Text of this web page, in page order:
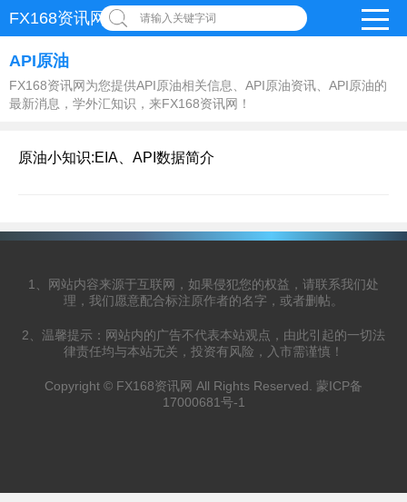
FX168资讯网 请输入关键字词
API原油
FX168资讯网为您提供API原油相关信息、API原油资讯、API原油的
最新消息，学外汇知识，来FX168资讯网！
原油小知识:EIA、API数据简介
1、网站内容来源于互联网，如果侵犯您的权益，请联系我们处
理，我们愿意配合标注原作者的名字，或者删帖。
2、温馨提示：网站内的广告不代表本站观点，由此引起的一切法
律责任均与本站无关，投资有风险，入市需谨慎！
Copyright © FX168资讯网 All Rights Reserved. 蒙ICP备
17000681号-1